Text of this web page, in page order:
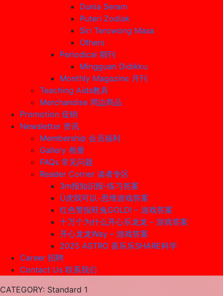
Dunia Seram
Puteri Zodiak
Siri Terowong Masa
Others
Periodical 期刊
Mingguan Didikku
Monthly Magazine 月刊
Teaching Aids教具
Merchandise 周边商品
Promotion 促销
Newsletter 资讯
Membership 会员福利
Gallery 相册
FAQs 常见问题
Reader Corner 读者专区
3m报知识报-练习答案
Ü虎我可以-思维游戏答案
红色警报旺兔GOLD! – 游戏答案
十万个为什么开心乐龙龙 – 游戏答案
开心龙龙Way – 游戏答案
2025 ASTRO 喜乐乐SHARE科学
Career 招聘
Contact Us 联系我们
CATEGORY: Standard 1